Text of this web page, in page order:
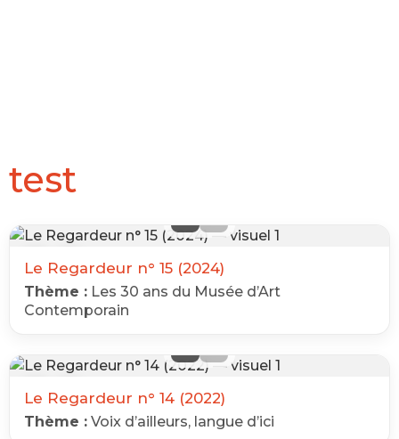
test
‹ ›
Le Regardeur n° 15 (2024)
Thème : Les 30 ans du Musée d’Art
Contemporain
‹ ›
Le Regardeur n° 14 (2022)
Thème : Voix d’ailleurs, langue d’ici